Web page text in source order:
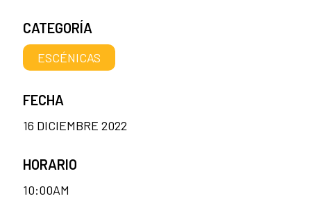
CATEGORÍA
ESCÉNICAS
FECHA
16 DICIEMBRE 2022
HORARIO
10:00AM